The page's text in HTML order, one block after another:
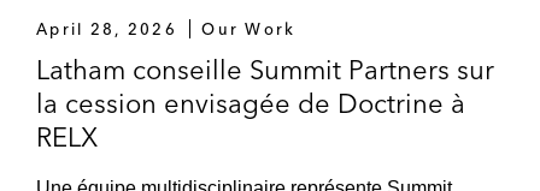
April 28, 2026 Our Work
Latham conseille Summit Partners sur
la cession envisagée de Doctrine à
RELX